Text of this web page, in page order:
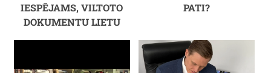
IESPĒJAMS, VILTOTO
DOKUMENTU LIETU
PATI?